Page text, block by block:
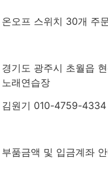
온오프 스위치 30개 주
경기도 광주시 초월읍
노래연습장
김원기 010-4759-4334
부품금액 및 입금계좌